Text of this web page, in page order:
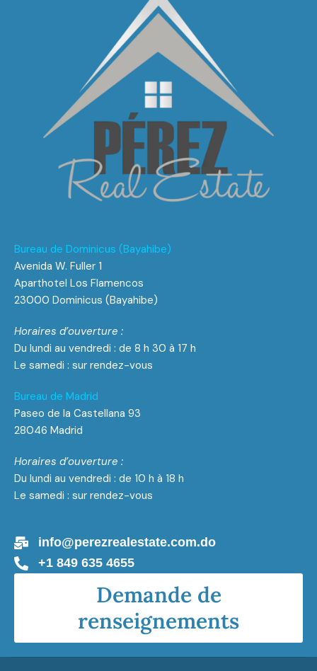
Bureau de Dominicus (Bayahibe)
Avenida W. Fuller 1
Aparthotel Los Flamencos
23000 Dominicus (Bayahibe)
Horaires d’ouverture :
Du lundi au vendredi : de 8 h 30 à 17 h
Le samedi : sur rendez-vous
Bureau de Madrid
Paseo de la Castellana 93
28046 Madrid
Horaires d’ouverture :
Du lundi au vendredi : de 10 h à 18 h
Le samedi : sur rendez-vous
info@perezrealestate.com.do
+1 849 635 4655
Demande de
renseignements